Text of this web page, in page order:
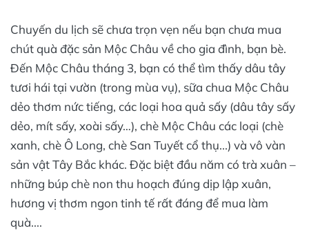
Chuyến du lịch sẽ chưa trọn vẹn nếu bạn chưa mua
chút quà đặc sản Mộc Châu về cho gia đình, bạn bè.
Đến Mộc Châu tháng 3, bạn có thể tìm thấy dâu tây
tươi hái tại vườn (trong mùa vụ), sữa chua Mộc Châu
dẻo thơm nức tiếng, các loại hoa quả sấy (dâu tây sấy
dẻo, mít sấy, xoài sấy…), chè Mộc Châu các loại (chè
xanh, chè Ô Long, chè San Tuyết cổ thụ...) và vô vàn
sản vật Tây Bắc khác. Đặc biệt đầu năm có trà xuân –
những búp chè non thu hoạch đúng dịp lập xuân,
hương vị thơm ngon tinh tế rất đáng để mua làm
quà....